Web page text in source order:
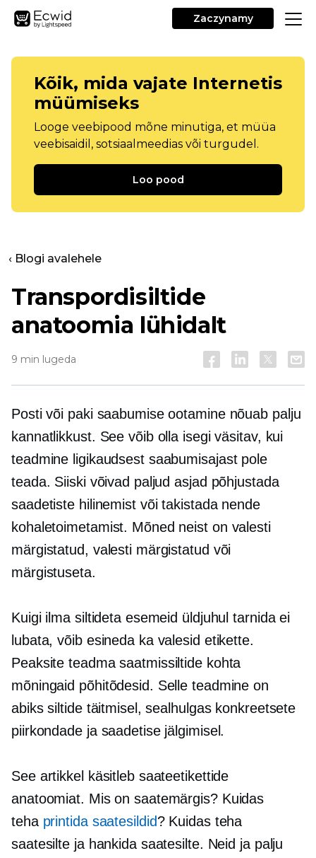
Zaczynamy
Kõik, mida vajate Internetis
müümiseks
Looge veebipood mõne minutiga, et müüa
veebisaidil, sotsiaalmeedias või turgudel.
Loo pood
‹ Blogi avalehele
Transpordisiltide
anatoomia lühidalt
9 min lugeda
Posti või paki saabumise ootamine nõuab palju
kannatlikkust. See võib olla isegi väsitav, kui
teadmine ligikaudsest saabumisajast pole
teada. Siiski võivad paljud asjad põhjustada
saadetiste hilinemist või takistada nende
kohaletoimetamist. Mõned neist on valesti
märgistatud, valesti märgistatud või
märgistuseta.
Kuigi ilma siltideta esemeid üldjuhul tarnida ei
lubata, võib esineda ka valesid etikette.
Peaksite teadma saatmissiltide kohta
mõningaid põhitõdesid. Selle teadmine on
abiks siltide täitmisel, sealhulgas konkreetsete
piirkondade ja saadetise jälgimisel.
See artikkel käsitleb saateetikettide
anatoomiat. Mis on saatemärgis? Kuidas
teha printida saatesildid? Kuidas teha
saatesilte ja hankida saatesilte. Neid ja palju